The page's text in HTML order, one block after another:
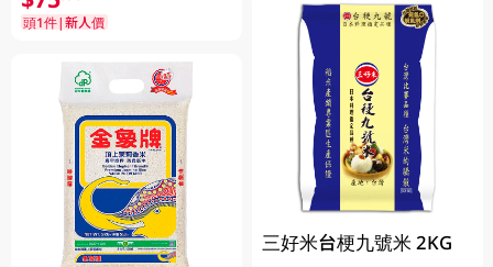
頭1件|新人價
三好米台梗九號米 2KG